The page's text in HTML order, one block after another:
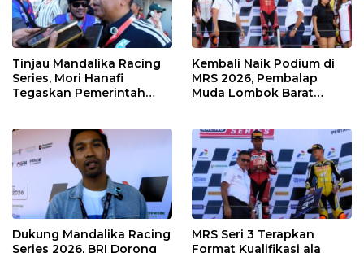
Tinjau Mandalika Racing
Series, Mori Hanafi
Tegaskan Pemerintah
Kembali Naik Podium di
MRS 2026, Pembalap
Muda Lombok Barat
Dukung Mandalika Racing
Series 2026, BRI Dorong
MRS Seri 3 Terapkan
Format Kualifikasi ala